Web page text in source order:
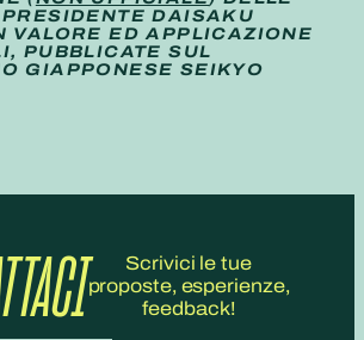
DAISAKU
VALORE ED APPLICAZIONE
PUBBLICATE SUL
GIAPPONESE SEIKYO
Scrivici le tue
proposte, esperienze,
feedback!